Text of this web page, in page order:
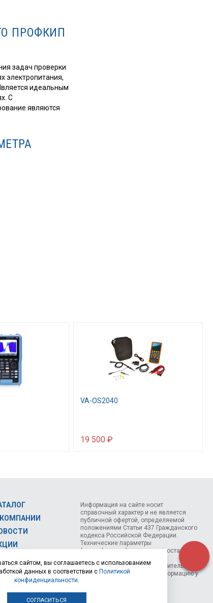
ПРОФКИП
задач проверки
электропитания,
идеальным
С
являются
VA-OS2040
19 500 ₽
Информация на сайте носит
справочный характер и не является
публичной офертой, определяемой
положениями Статьи 437 Гражданского
кодекса Российской Федерации.
Технические параметры
(спецификация) и комплект поставки
производителем без предварительного
уведомления. Уточняйте информацию у
сайтом, вы соглашаетесь с использованием
данных в соответствии с Политикой
конфиденциальности.
СОГЛАСИТЬСЯ